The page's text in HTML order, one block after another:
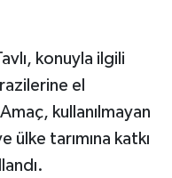
konuyla ilgili
el
kullanılmayan
tarımına katkı